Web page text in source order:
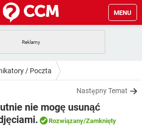
MENU
WHATSAPP
FACEBOOK
TIKTOK
NETFLIX
TIKTOK
WHATSAPP
/ Poczta
Następny Temat
nie mogę usunąć
Rozwiązany/Zamknięty